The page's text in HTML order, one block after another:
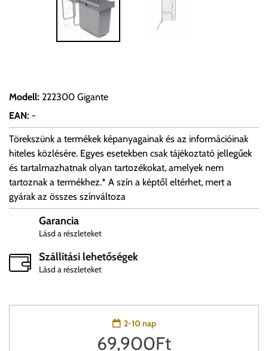
Modell: 222300 Gigante
EAN: -
Törekszünk a termékek képanyagainak és az információinak
hiteles közlésére. Egyes esetekben csak tájékoztató jellegűek
és tartalmazhatnak olyan tartozékokat, amelyek nem
tartoznak a termékhez.* A szín a képtől eltérhet, mert a
gyárak az összes színváltoza
Garancia
Lásd a részleteket
Szállítási lehetőségek
Lásd a részleteket
2-10 nap
69,900Ft